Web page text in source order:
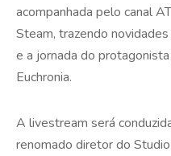
acompanhada pelo canal
Steam, trazendo
e a jornada do
Euchronia.
A livestream será
renomado diretor do